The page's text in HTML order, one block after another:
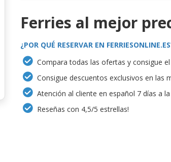
Ferries al mejor
¿POR QUÉ RESERVAR EN
Compara todas las ofertas y consigue
Consigue descuentos exclusivos en las
Atención al cliente en español 7 días a
Reseñas con 4,5/5 estrellas!